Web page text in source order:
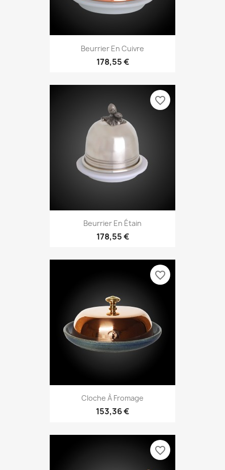
Beurrier En Cuivre
178,55 €
Beurrier En Étain
178,55 €
favorite_border
Cloche À Fromage
153,36 €
favorite_border
favorite_border